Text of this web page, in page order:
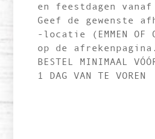
en feestdagen
Geef de gewenste
-locatie (EMMEN OF
op de
BESTEL MINIMAAL
1 DAG VAN TE VOREN